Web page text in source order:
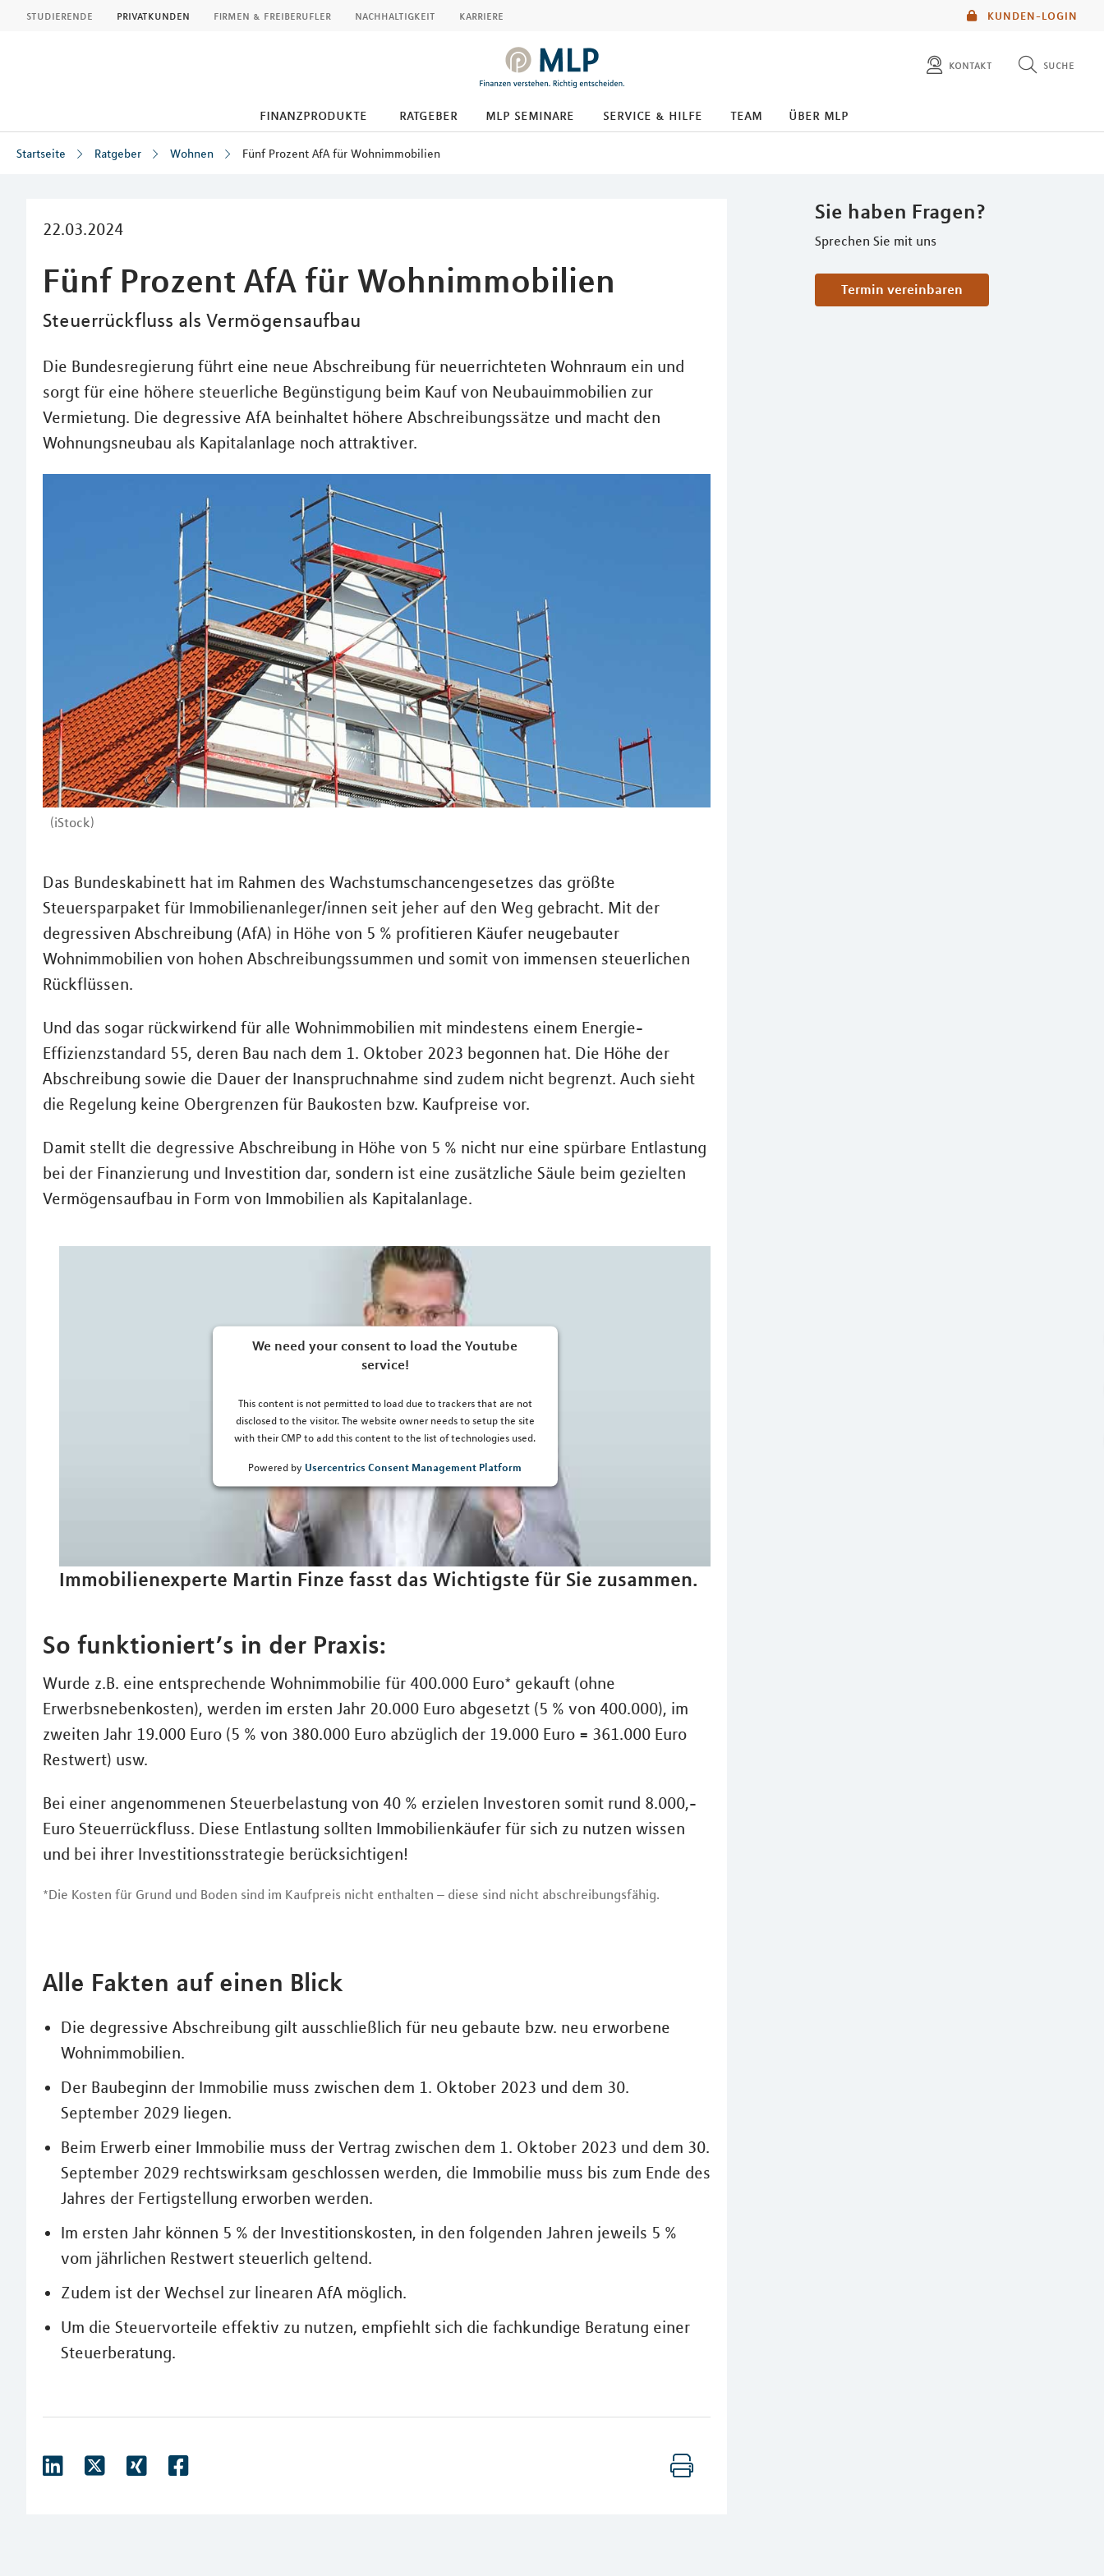
KUNDEN-LOGIN
studierende privatkunden firmen & freiberufler nachhaltigkeit karriere
kontakt suche
finanzprodukte ratgeber mlp seminare service & hilfe team über mlp
Startseite Ratgeber Wohnen Fünf Prozent AfA für Wohnimmobilien
22.03.2024
Fünf Prozent AfA für Wohnimmobilien
Steuerrückfluss als Vermögensaufbau
Die Bundesregierung führt eine neue Abschreibung für neuerrichteten Wohnraum ein und
sorgt für eine höhere steuerliche Begünstigung beim Kauf von Neubauimmobilien zur
Vermietung. Die degressive AfA beinhaltet höhere Abschreibungssätze und macht den
Wohnungsneubau als Kapitalanlage noch attraktiver.
(iStock)
Sie haben Fragen?
Sprechen Sie mit uns
Termin vereinbaren
Das Bundeskabinett hat im Rahmen des Wachstumschancengesetzes das größte
Steuersparpaket für Immobilienanleger/innen seit jeher auf den Weg gebracht. Mit der
degressiven Abschreibung (AfA) in Höhe von 5 % profitieren Käufer neugebauter
Wohnimmobilien von hohen Abschreibungssummen und somit von immensen steuerlichen
Rückflüssen.
Und das sogar rückwirkend für alle Wohnimmobilien mit mindestens einem Energie-
Effizienzstandard 55, deren Bau nach dem 1. Oktober 2023 begonnen hat. Die Höhe der
Abschreibung sowie die Dauer der Inanspruchnahme sind zudem nicht begrenzt. Auch sieht
die Regelung keine Obergrenzen für Baukosten bzw. Kaufpreise vor.
Damit stellt die degressive Abschreibung in Höhe von 5 % nicht nur eine spürbare Entlastung
bei der Finanzierung und Investition dar, sondern ist eine zusätzliche Säule beim gezielten
Vermögensaufbau in Form von Immobilien als Kapitalanlage.
We need your consent to load the Youtube
service!
This content is not permitted to load due to trackers that are not
disclosed to the visitor. The website owner needs to setup the site
with their CMP to add this content to the list of technologies used.
Powered by Usercentrics Consent Management Platform
Immobilienexperte Martin Finze fasst das Wichtigste für Sie zusammen.
So funktioniert’s in der Praxis:
Wurde z.B. eine entsprechende Wohnimmobilie für 400.000 Euro* gekauft (ohne
Erwerbsnebenkosten), werden im ersten Jahr 20.000 Euro abgesetzt (5 % von 400.000), im
zweiten Jahr 19.000 Euro (5 % von 380.000 Euro abzüglich der 19.000 Euro = 361.000 Euro
Restwert) usw.
Bei einer angenommenen Steuerbelastung von 40 % erzielen Investoren somit rund 8.000,-
Euro Steuerrückfluss. Diese Entlastung sollten Immobilienkäufer für sich zu nutzen wissen
und bei ihrer Investitionsstrategie berücksichtigen!
*Die Kosten für Grund und Boden sind im Kaufpreis nicht enthalten – diese sind nicht abschreibungsfähig.
Alle Fakten auf einen Blick
Die degressive Abschreibung gilt ausschließlich für neu gebaute bzw. neu erworbene
Wohnimmobilien.
Der Baubeginn der Immobilie muss zwischen dem 1. Oktober 2023 und dem 30.
September 2029 liegen.
Beim Erwerb einer Immobilie muss der Vertrag zwischen dem 1. Oktober 2023 und dem 30.
September 2029 rechtswirksam geschlossen werden, die Immobilie muss bis zum Ende des
Jahres der Fertigstellung erworben werden.
Im ersten Jahr können 5 % der Investitionskosten, in den folgenden Jahren jeweils 5 %
vom jährlichen Restwert steuerlich geltend.
Zudem ist der Wechsel zur linearen AfA möglich.
Um die Steuervorteile effektiv zu nutzen, empfiehlt sich die fachkundige Beratung einer
Steuerberatung.